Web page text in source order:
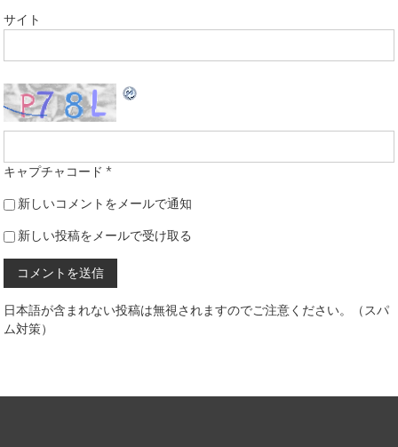
サイト
キャプチャコード *
新しいコメントをメールで通知
新しい投稿をメールで受け取る
日本語が含まれない投稿は無視されますのでご注意ください。（スパ
ム対策）